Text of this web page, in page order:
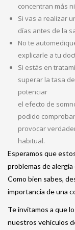
concentran más
Si vas a realizar
días antes de la
No te
explicarle a tu
Si estás en
superar la tasa
potenciar
el efecto de
podido
provocar
habitual.
Esperamos que
problemas de
Como bien sabes,
importancia de una
Te invitamos a que
nuestros vehículos